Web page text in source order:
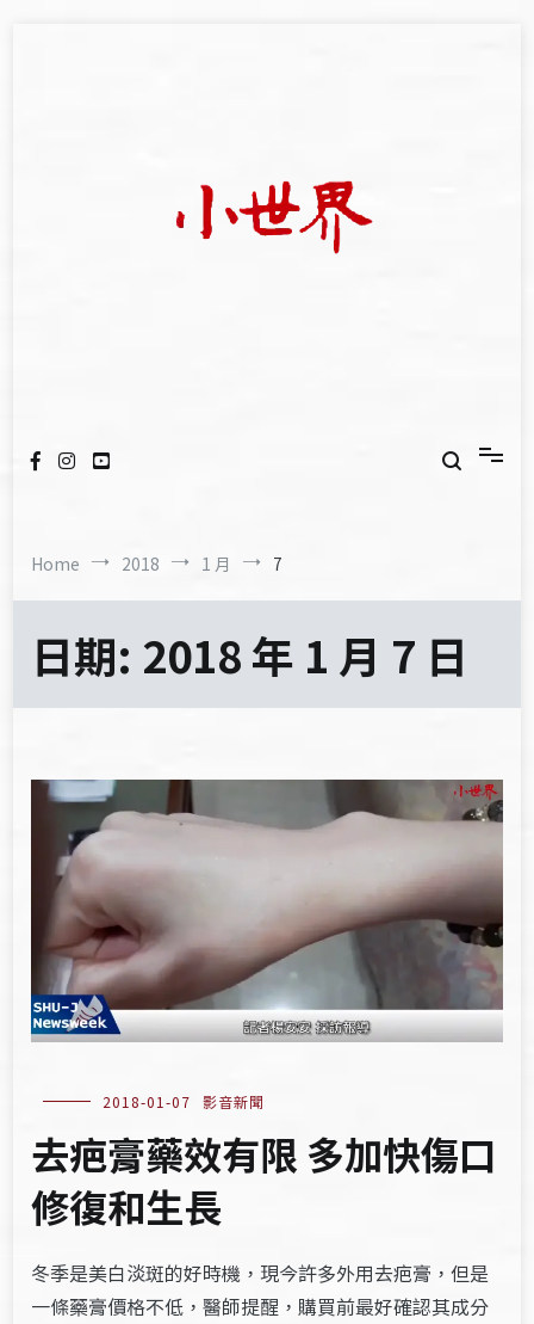
Home 2018 1 月 7
日期: 2018 年 1 月 7 日
2018-01-07 影音新聞
去疤膏藥效有限 多加快傷口
修復和生長
冬季是美白淡斑的好時機，現今許多外用去疤膏，但是
一條藥膏價格不低，醫師提醒，購買前最好確認其成分